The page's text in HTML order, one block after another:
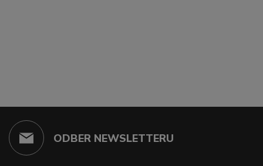
ODBER NEWSLETTERU